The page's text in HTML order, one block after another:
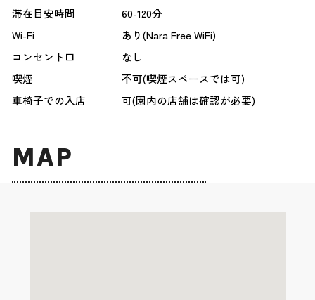
滞在目安時間
60-120分
Wi-Fi
あり(Nara Free WiFi)
コンセント口
なし
喫煙
不可(喫煙スペースでは可)
車椅子での入店
可(園内の店舗は確認が必要)
MAP